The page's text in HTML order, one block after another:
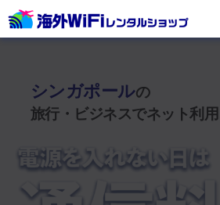
シンガポールの
旅行・ビジネスでネット利